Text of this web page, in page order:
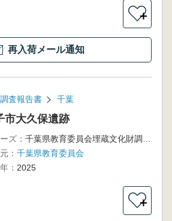
＋
再入荷メール通知
査報告書 千葉
市大久保遺跡
ズ：
： 千葉県教育委員会
： 2025
＋